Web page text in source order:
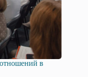
в
Русская